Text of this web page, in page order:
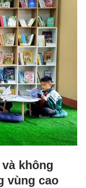
không
vùng cao